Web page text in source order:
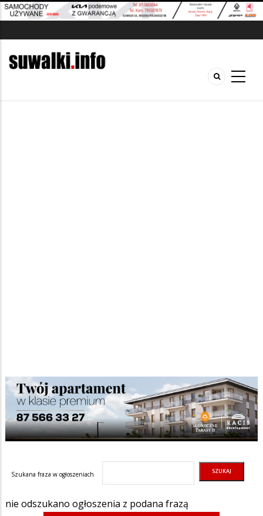
Szukana fraza w ogłoszeniach
nie odszukano ogłoszenia z podana frazą